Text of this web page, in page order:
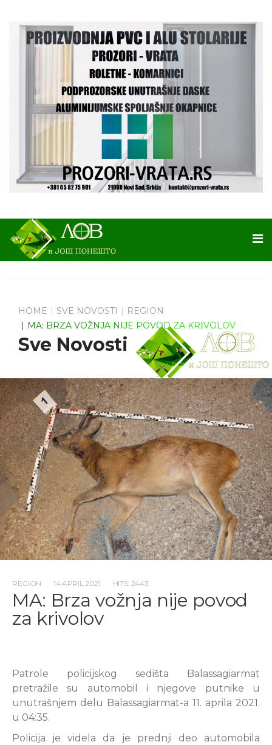
HOME SVE NOVOSTI
REGION
MA: BRZA VOŽNJA NIJE POVOD ZA KRIVOLOV
Sve Novosti
REGION 14 APRIL 2021 HITS: 2443
MA: Brza vožnja nije povod
za krivolov
Patrole policijskog sedišta Balassagiarmat
pretražile su automobil i njegove putnike u
unutrašnjem delu Balassagiarmat-a 11. aprila 2021.
u 04:35.
Policija je videla da je prednji deo automobila